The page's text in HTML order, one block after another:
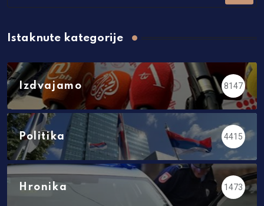
Istaknute kategorije
Izdvajamo 8147
Politika 4415
Hronika 1473